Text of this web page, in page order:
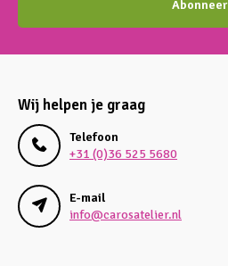
Abonneer
Wij helpen je graag
Telefoon
+31 (0)36 525 5680
E-mail
info@carosatelier.nl